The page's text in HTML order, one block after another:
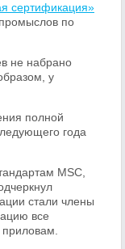
сертификация»
по
не набрано
у
полной
года
MSC,
стали члены
все